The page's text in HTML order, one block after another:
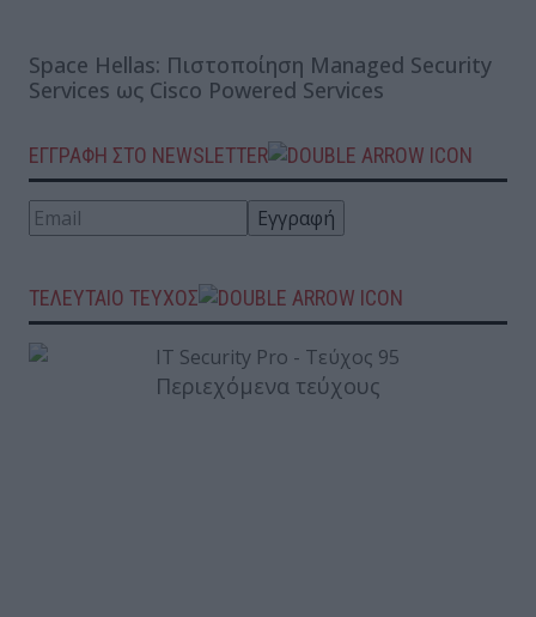
Space Hellas: Πιστοποίηση Managed Security
Services ως Cisco Powered Services
ΕΓΓΡΑΦΗ ΣΤΟ NEWSLETTER
ΤΕΛΕΥΤΑΙΟ ΤΕΥΧΟΣ
Περιεχόμενα τεύχους